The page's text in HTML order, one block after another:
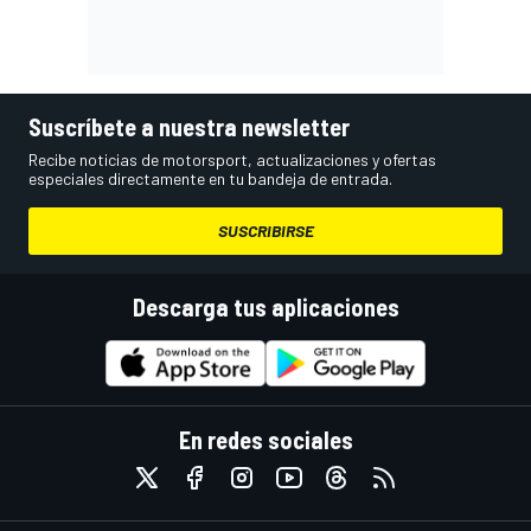
Suscríbete a nuestra newsletter
Recibe noticias de motorsport, actualizaciones y ofertas
especiales directamente en tu bandeja de entrada.
SUSCRIBIRSE
Descarga tus aplicaciones
En redes sociales